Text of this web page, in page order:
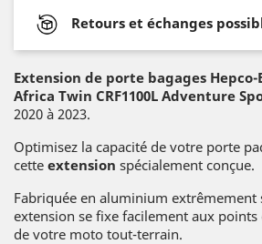
Retours et échanges
Extension de porte bagages Hepco-
Africa Twin CRF1100L Adventure
2020 à 2023.
Optimisez la capacité de votre porte
cette extension spécialement conçue.
Fabriquée en aluminium extrêmement
extension se fixe facilement aux
de votre moto tout-terrain.